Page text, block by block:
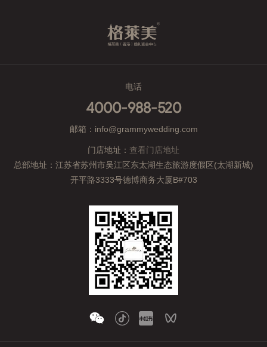
电话
4000-988-520
邮箱：info@grammywedding.com
门店地址： 查看门店地址
总部地址：江苏省苏州市吴江区东太湖生态旅游度假区(太湖新城)
开平路3333号德博商务大厦B#703